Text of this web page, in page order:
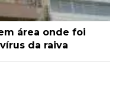
área onde foi
da raiva